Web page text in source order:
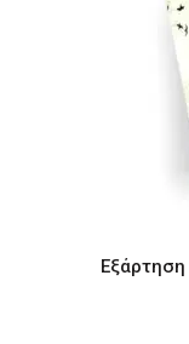
Εξάρτηση